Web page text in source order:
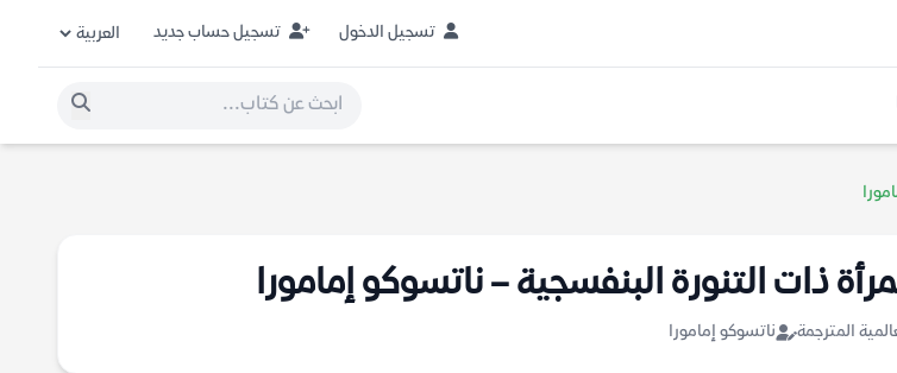
تسجيل الدخول تسجيل حساب جديد
ذات التنورة البنفسجية – ناتسوكو إمامورا
المترجمة ناتسوكو إمامورا